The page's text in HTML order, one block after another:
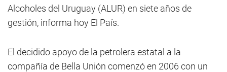
Alcoholes del Uruguay (ALUR) en siete años de
gestión, informa hoy El País.
El decidido apoyo de la petrolera estatal a la
compañía de Bella Unión comenzó en 2006 con un